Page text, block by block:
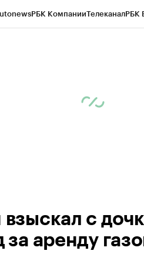
РБК КомпанииТелеканалРБК
взыскал с
за аренду